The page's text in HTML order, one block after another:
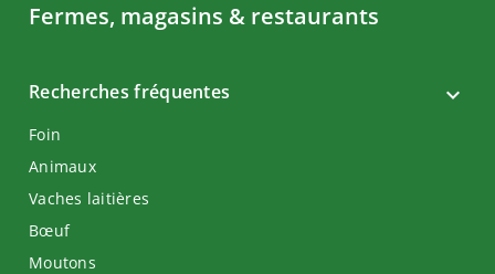
Fermes, magasins & restaurants
Recherches fréquentes
Foin
Animaux
Vaches laitières
Bœuf
Moutons